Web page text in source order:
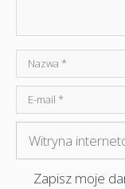
Nazwa
mail
internetowa
Zapisz moje